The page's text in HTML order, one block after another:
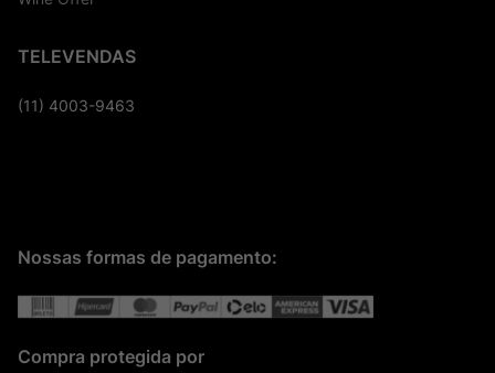
TELEVENDAS
(11) 4003-9463
Nossas formas de pagamento:
Compra protegida por